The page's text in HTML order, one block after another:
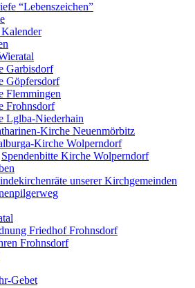
“Lebenszeichen”
Garbisdorf
Göpfersdorf
Flemmingen
Frohnsdorf
Lglba-Niederhain
Kirche Neuenmörbitz
Kirche Wolperndorf
Spendenbitte Kirche Wolperndorf
unserer Kirchgemeinden
Friedhof Frohnsdorf
Frohnsdorf
Gebet